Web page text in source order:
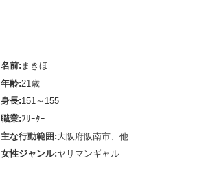
名前: まきほ
年齢:21歳
身長:151～155
職業:ﾌﾘｰﾀｰ
主な行動範囲:大阪府阪南市、他
女性ジャンル:ヤリマンギャル